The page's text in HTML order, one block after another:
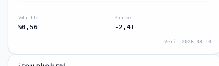
Volatilite
%0,56
Sharpe
-2,41
Veri: 2026-08-10